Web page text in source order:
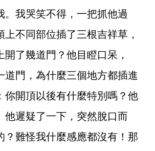
。我哭笑不得，一把抓他過
上不同部位插了三根吉祥草，
開了幾道門？他目瞪口呆，
道門，為什麼三個地方都插進
你開頂以後有什麼特別嗎？他
他遲疑了一下，突然脫口而
？難怪我什麼感應都沒有！那